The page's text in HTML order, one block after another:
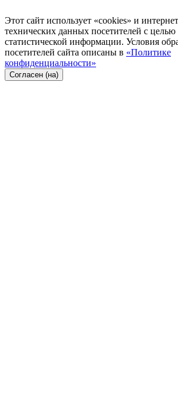
Этот сайт использует «cookies» и
технических данных посетителей с
статистической информации. Условия
посетителей сайта описаны в «Политике
конфиденциальности»
Согласен (на)